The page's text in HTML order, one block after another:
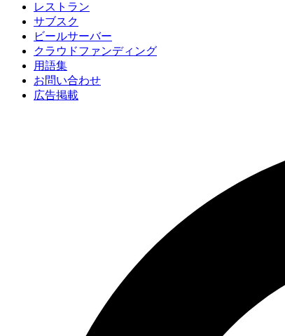
レストラン
サブスク
ビールサーバー
クラウドファンディング
用語集
お問い合わせ
広告掲載